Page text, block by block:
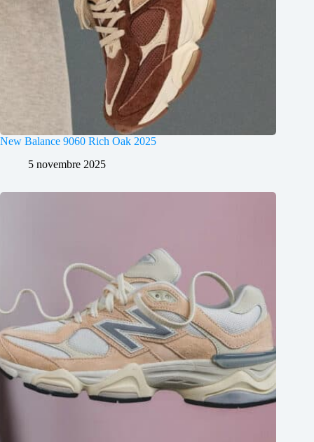
New Balance 9060 Rich Oak 2025
5 novembre 2025